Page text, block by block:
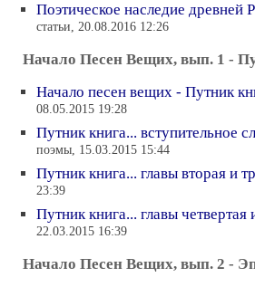
Поэтическое наследие древней
статьи, 20.08.2016 12:26
Начало Песен Вещих, вып. 1 -
Начало песен вещих - Путник
08.05.2015 19:28
Путник книга... вступительное
поэмы, 15.03.2015 15:44
Путник книга... главы вторая и
23:39
Путник книга... главы четвертая
22.03.2015 16:39
Начало Песен Вещих, вып. 2 -